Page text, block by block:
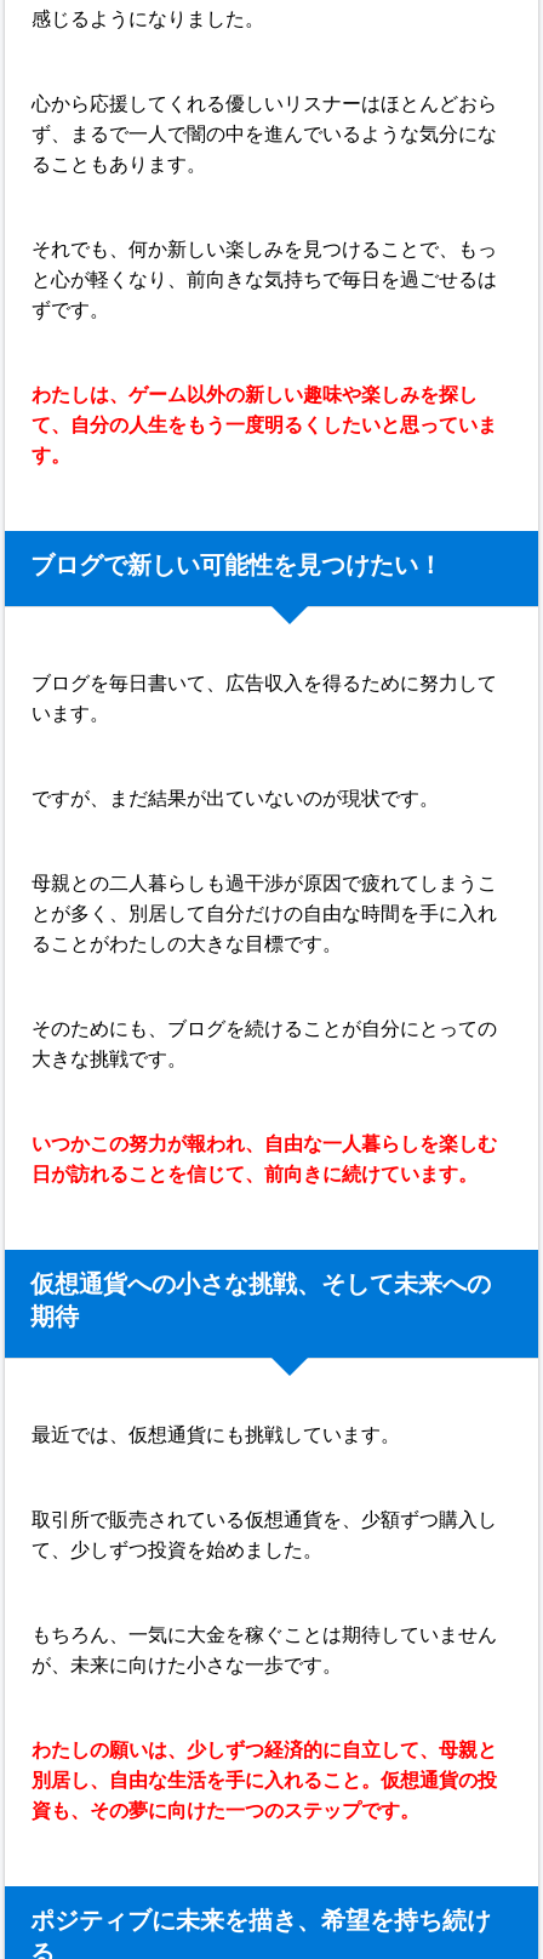
感じるようになりました。
心から応援してくれる優しいリスナーはほとんどおら
ず、まるで一人で闇の中を進んでいるような気分にな
ることもあります。
それでも、何か新しい楽しみを見つけることで、もっ
と心が軽くなり、前向きな気持ちで毎日を過ごせるは
ずです。
わたしは、ゲーム以外の新しい趣味や楽しみを探し
て、自分の人生をもう一度明るくしたいと思っていま
す。
ブログで新しい可能性を見つけたい！
ブログを毎日書いて、広告収入を得るために努力して
います。
ですが、まだ結果が出ていないのが現状です。
母親との二人暮らしも過干渉が原因で疲れてしまうこ
とが多く、別居して自分だけの自由な時間を手に入れ
ることがわたしの大きな目標です。
そのためにも、ブログを続けることが自分にとっての
大きな挑戦です。
いつかこの努力が報われ、自由な一人暮らしを楽しむ
日が訪れることを信じて、前向きに続けています。
仮想通貨への小さな挑戦、そして未来への
期待
最近では、仮想通貨にも挑戦しています。
取引所で販売されている仮想通貨を、少額ずつ購入し
て、少しずつ投資を始めました。
もちろん、一気に大金を稼ぐことは期待していません
が、未来に向けた小さな一歩です。
わたしの願いは、少しずつ経済的に自立して、母親と
別居し、自由な生活を手に入れること。仮想通貨の投
資も、その夢に向けた一つのステップです。
ポジティブに未来を描き、希望を持ち続け
る